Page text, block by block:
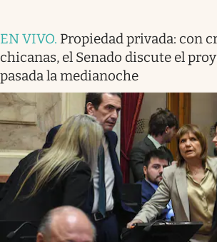
EN VIVO. Propiedad privada: con
chicanas, el Senado discute el
pasada la medianoche